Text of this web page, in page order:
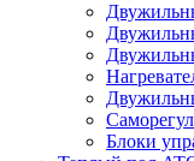
Блоки